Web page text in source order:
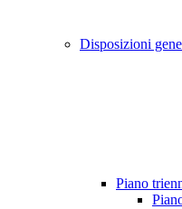
Disposizioni
Piano